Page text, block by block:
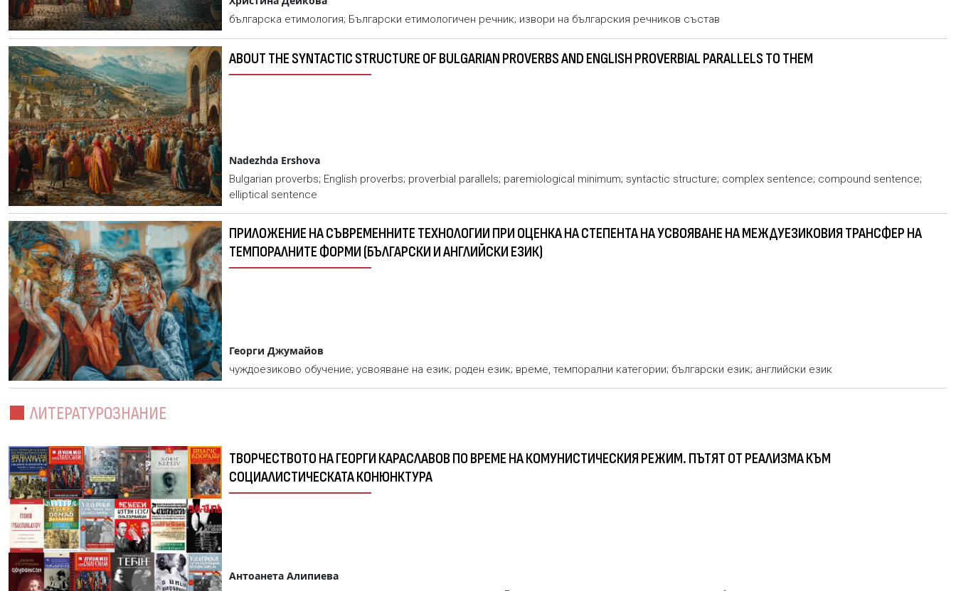
българска етимология; Български етимологичен речник; извори на българския речников състав
ABOUT THE SYNTACTIC STRUCTURE OF BULGARIAN PROVERBS AND ENGLISH PROVERBIAL PARALLELS TO THEM
Nadezhda Ershova
Bulgarian proverbs; English proverbs; proverbial parallels; paremiological minimum; syntactic structure; complex sentence; compound sentence;
elliptical sentence
ПРИЛОЖЕНИЕ НА СЪВРЕМЕННИТЕ ТЕХНОЛОГИИ ПРИ ОЦЕНКА НА СТЕПЕНТА НА УСВОЯВАНЕ НА МЕЖДУЕЗИКОВИЯ ТРАНСФЕР НА
ТЕМПОРАЛНИТЕ ФОРМИ (БЪЛГАРСКИ И АНГЛИЙСКИ ЕЗИК)
Георги Джумайов
чуждоезиково обучение; усвояване на език; роден език; време, темпорални категории; български eзик; английски език
ЛИТЕРАТУРОЗНАНИЕ
ТВОРЧЕСТВОТО НА ГЕОРГИ КАРАСЛАВОВ ПО ВРЕМЕ НА КОМУНИСТИЧЕСКИЯ РЕЖИМ. ПЪТЯТ ОТ РЕАЛИЗМА КЪМ
СОЦИАЛИСТИЧЕСКАТА КОНЮНКТУРА
Антоанета Алипиева